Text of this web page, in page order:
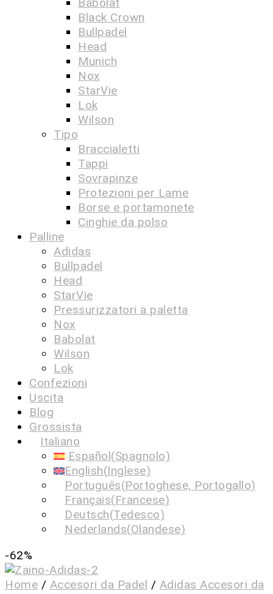
Black Crown
Bullpadel
Head
Munich
Nox
StarVie
Lok
Wilson
Tipo
Braccialetti
Tappi
Sovrapinze
Protezioni per Lame
Borse e portamonete
Cinghie da polso
Palline
Adidas
Bullpadel
Head
StarVie
Pressurizzatori a paletta
Nox
Babolat
Wilson
Lok
Confezioni
Uscita
Blog
Grossista
Italiano
Español(Spagnolo)
English(Inglese)
Português(Portoghese, Portogallo)
Français(Francese)
Deutsch(Tedesco)
Nederlands(Olandese)
-62%
Home / Accesori da Padel / Adidas Accesori da